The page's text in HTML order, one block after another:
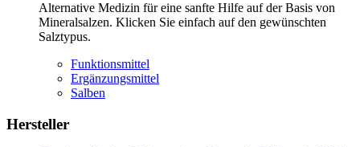
Alternative Medizin für eine sanfte Hilfe auf der Basis von
Mineralsalzen. Klicken Sie einfach auf den gewünschten
Salztypus.
Funktionsmittel
Ergänzungsmittel
Salben
Hersteller